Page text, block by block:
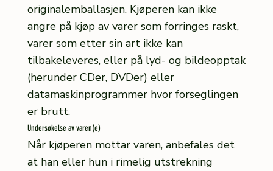
originalemballasjen. Kjøperen kan ikke
angre på kjøp av varer som forringes raskt,
varer som etter sin art ikke kan
tilbakeleveres, eller på lyd- og bildeopptak
(herunder CDer, DVDer) eller
datamaskinprogrammer hvor forseglingen
er brutt.
Undersøkelse av varen(e)
Når kjøperen mottar varen, anbefales det
at han eller hun i rimelig utstrekning